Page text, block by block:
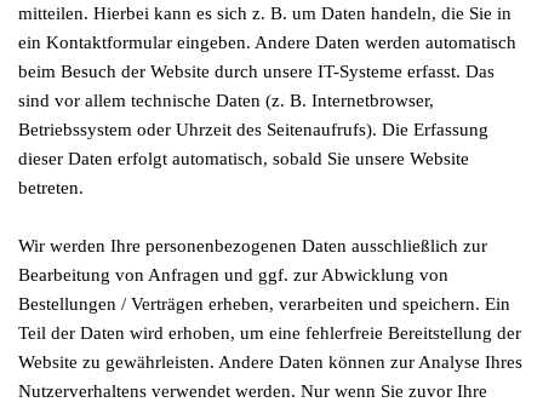
mitteilen. Hierbei kann es sich z. B. um Daten handeln, die Sie in
ein Kontaktformular eingeben. Andere Daten werden automatisch
beim Besuch der Website durch unsere IT-Systeme erfasst. Das
sind vor allem technische Daten (z. B. Internetbrowser,
Betriebssystem oder Uhrzeit des Seitenaufrufs). Die Erfassung
dieser Daten erfolgt automatisch, sobald Sie unsere Website
betreten.
Wir werden Ihre personenbezogenen Daten ausschließlich zur
Bearbeitung von Anfragen und ggf. zur Abwicklung von
Bestellungen / Verträgen erheben, verarbeiten und speichern. Ein
Teil der Daten wird erhoben, um eine fehlerfreie Bereitstellung der
Website zu gewährleisten. Andere Daten können zur Analyse Ihres
Nutzerverhaltens verwendet werden. Nur wenn Sie zuvor Ihre